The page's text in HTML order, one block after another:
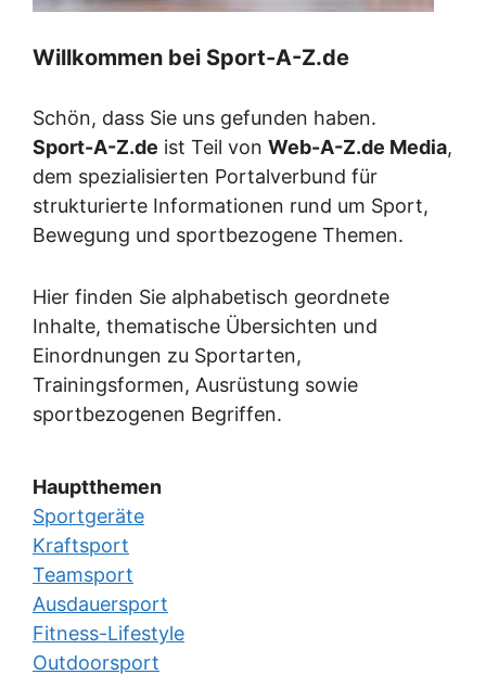
Willkommen bei Sport-A-Z.de
Schön, dass Sie uns gefunden haben.
Sport-A-Z.de ist Teil von Web-A-Z.de Media,
dem spezialisierten Portalverbund für
strukturierte Informationen rund um Sport,
Bewegung und sportbezogene Themen.
Hier finden Sie alphabetisch geordnete
Inhalte, thematische Übersichten und
Einordnungen zu Sportarten,
Trainingsformen, Ausrüstung sowie
sportbezogenen Begriffen.
Hauptthemen
Sportgeräte
Kraftsport
Teamsport
Ausdauersport
Fitness-Lifestyle
Outdoorsport